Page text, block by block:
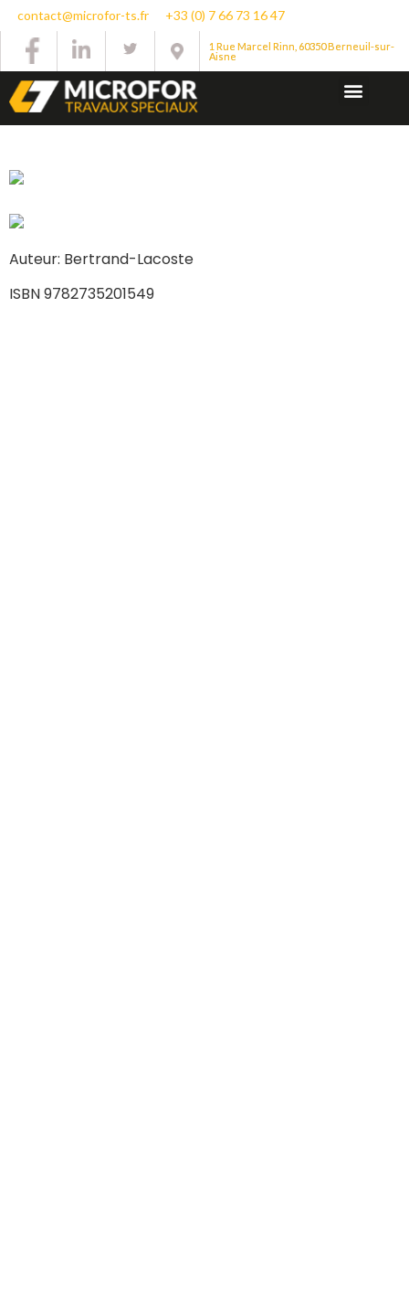
contact@microfor-ts.fr +33 (0) 7 66 73 16 47
1 Rue Marcel Rinn, 60350 Berneuil-sur-
Aisne
Auteur: Bertrand-Lacoste
ISBN 9782735201549